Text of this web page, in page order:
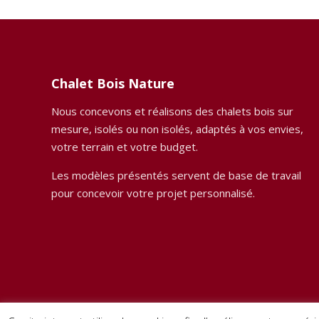
Chalet Bois Nature
Nous concevons et réalisons des chalets bois sur
mesure, isolés ou non isolés, adaptés à vos envies,
votre terrain et votre budget.
Les modèles présentés servent de base de travail
pour concevoir votre projet personnalisé.